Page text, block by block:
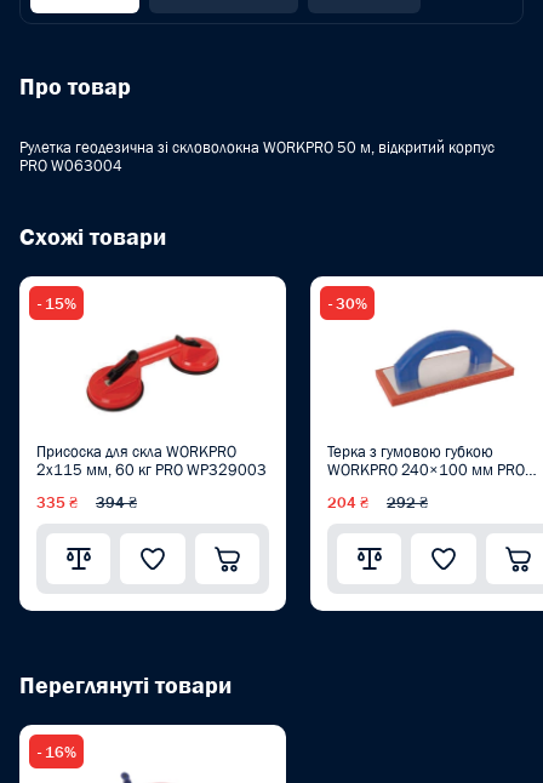
Про товар
Рулетка геодезична зі скловолокна WORKPRO 50 м, відкритий корпус
PRO W063004
Схожі товари
- 15%
Присоска для скла WORKPRO
2x115 мм, 60 кг PRO WP329003
335 ₴ 394 ₴
- 30%
Терка з гумовою губкою
WORKPRO 240×100 мм PRO
204 ₴ 292 ₴
Переглянуті товари
- 16%